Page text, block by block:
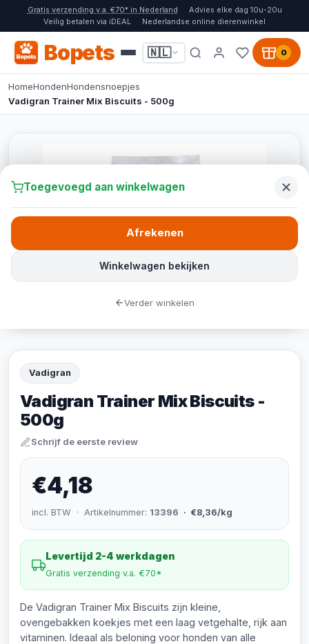
Gratis verzending v.a. €70* in Nederland
Advies elke dag 10u-20u
Veilig betalen via iDEAL
Nederlandse online dierenwinkel
Bopets 🇳🇱 0
HomeHondenHondensnoepjes
Vadigran Trainer Mix Biscuits - 500g
Vadigran
Vadigran Trainer Mix Biscuits -
500g
Schrijf de eerste review
€4,18
incl. BTW · Artikelnummer: 13396 · €8,36/kg
Levertijd 2-4 werkdagen
Gratis verzending v.a. €70*
De Vadigran Trainer Mix Biscuits zijn kleine,
ovengebakken koekjes met een laag vetgehalte, rijk aan
vitaminen. Ideaal als beloning voor honden van alle
Toegevoegd aan winkelwagen
Winkelwagen bekijken
Afrekenen
Verder winkelen